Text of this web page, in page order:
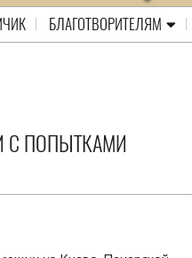
БЛАГОТВОРИТЕЛЯМ
С ПОПЫТКАМИ